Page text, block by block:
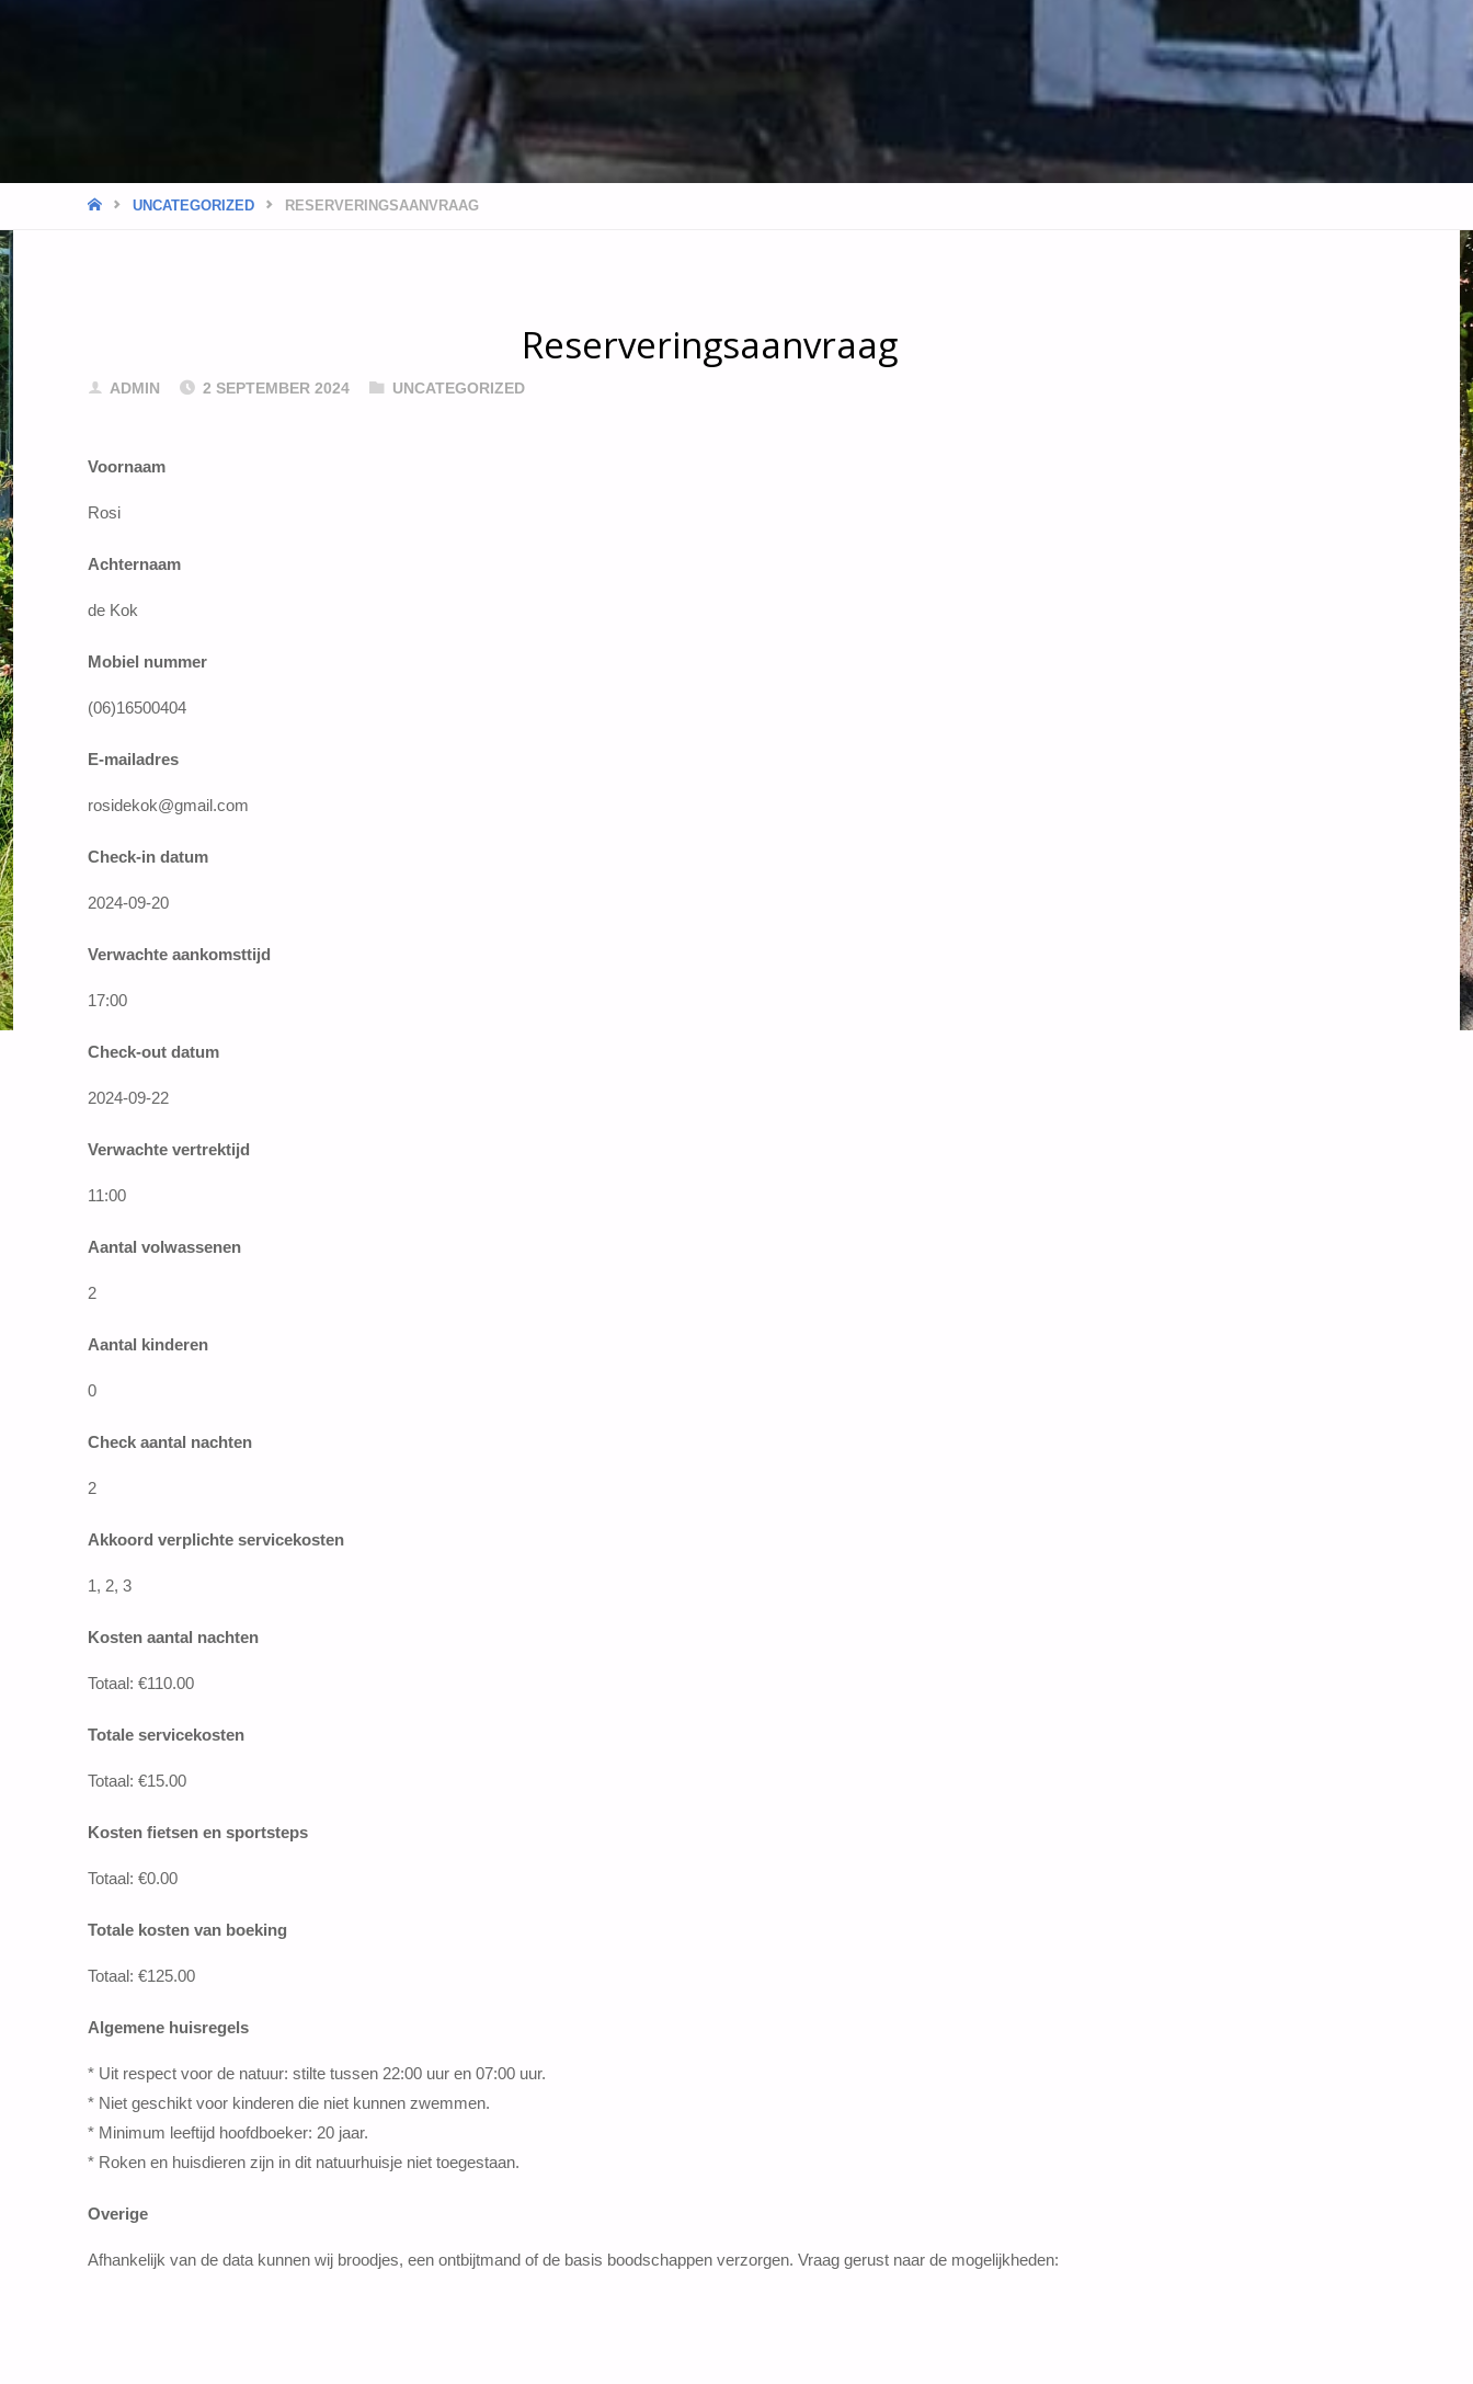
HOMEUNCATEGORIZED RESERVERINGSAANVRAAG
Reserveringsaanvraag
ADMIN 2 SEPTEMBER 2024 UNCATEGORIZED
Voornaam
Rosi
Achternaam
de Kok
Mobiel nummer
(06)16500404
E-mailadres
rosidekok@gmail.com
Check-in datum
2024-09-20
Verwachte aankomsttijd
17:00
Check-out datum
2024-09-22
Verwachte vertrektijd
11:00
Aantal volwassenen
2
Aantal kinderen
0
Check aantal nachten
2
Akkoord verplichte servicekosten
1, 2, 3
Kosten aantal nachten
Totaal: €110.00
Totale servicekosten
Totaal: €15.00
Kosten fietsen en sportsteps
Totaal: €0.00
Totale kosten van boeking
Totaal: €125.00
Algemene huisregels
* Uit respect voor de natuur: stilte tussen 22:00 uur en 07:00 uur.
* Niet geschikt voor kinderen die niet kunnen zwemmen.
* Minimum leeftijd hoofdboeker: 20 jaar.
* Roken en huisdieren zijn in dit natuurhuisje niet toegestaan.
Overige
Afhankelijk van de data kunnen wij broodjes, een ontbijtmand of de basis boodschappen verzorgen. Vraag gerust naar de mogelijkheden: